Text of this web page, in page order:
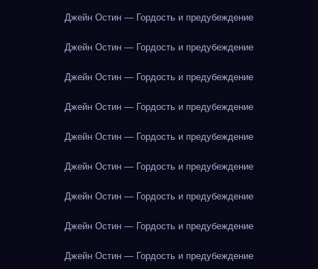
Джейн Остин — Гордость и предубеждение
Джейн Остин — Гордость и предубеждение
Джейн Остин — Гордость и предубеждение
Джейн Остин — Гордость и предубеждение
Джейн Остин — Гордость и предубеждение
Джейн Остин — Гордость и предубеждение
Джейн Остин — Гордость и предубеждение
Джейн Остин — Гордость и предубеждение
Джейн Остин — Гордость и предубеждение